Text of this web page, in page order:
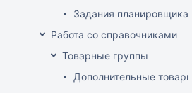
Задания планировщика
Работа со справочниками
Товарные группы
Дополнительные